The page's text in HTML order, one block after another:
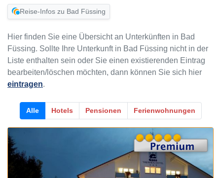
Reise-Infos zu Bad Füssing
Hier finden Sie eine Übersicht an Unterkünften in Bad
Füssing. Sollte Ihre Unterkunft in Bad Füssing nicht in der
Liste enthalten sein oder Sie einen existierenden Eintrag
bearbeiten/löschen möchten, dann können Sie sich hier
eintragen.
Alle Hotels Pensionen Ferienwohnungen